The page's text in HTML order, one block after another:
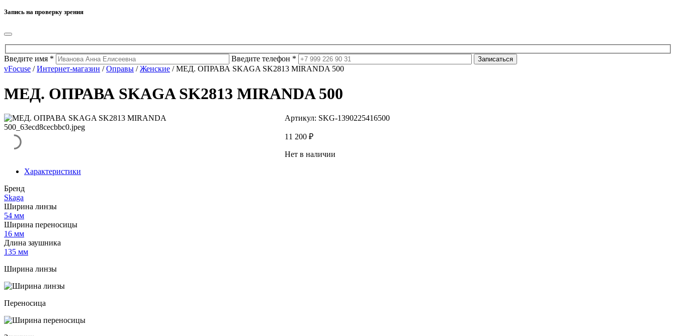
Запись на проверку зрения
Введите имя * Введите телефон * Записаться
vFocuse /Интернет-магазин /Оправы /Женские / МЕД. ОПРАВА SKAGA SK2813 MIRANDA 500
МЕД. ОПРАВА SKAGA SK2813 MIRANDA 500
Артикул: SKG-1390225416500
11 200 ₽
Нет в наличии
Характеристики
Бренд
Skaga
Ширина линзы
54 мм
Ширина переносицы
16 мм
Длина заушника
135 мм
Ширина линзы
Переносица